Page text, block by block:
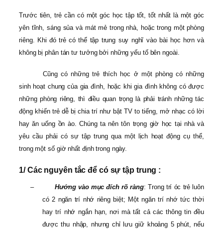
Trước tiên, trẻ cần có một góc học tập tốt, tốt nhất là một góc
yên tĩnh, sáng sủa và mát mẻ trong nhà, hoặc trong một phòng
riêng. Khi đó trẻ có thể tập trung suy nghĩ vào bài học hơn và
không bị phân tán tư tưởng bởi những yếu tố bên ngoài.
Cũng có những trẻ thích học ở một phòng có những
sinh hoạt chung của gia đình, hoặc khi gia đình không có được
những phòng riêng, thì điều quan trọng là phải tránh những tác
động khiến trẻ dễ bị chia trí như bật TV to tiếng, mở nhạc có lời
hay ăn uống ồn ào. Chúng ta nên tôn trọng giờ học tại nhà và
yêu cầu phải có sự tập trung qua một lịch hoạt động cụ thể,
trong một số giờ nhất định trong ngày.
1/ Các nguyên tắc để có sự tập trung :
– Hướng vào mục đích rõ ràng: Trong trí óc trẻ luôn
có 2 ngăn trí nhớ riêng biệt; Một ngăn trí nhớ tức thời
hay trí nhớ ngắn hạn, nơi mà tất cả các thông tin đều
được thu nhập, nhưng chỉ lưu giữ khoảng 5 phút, nếu